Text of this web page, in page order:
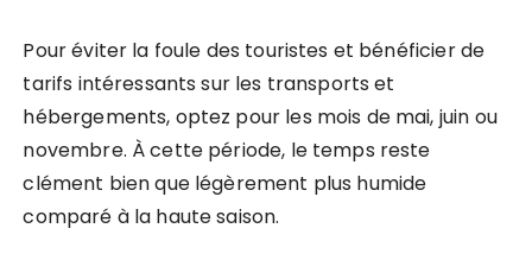
Pour éviter la foule des touristes et bénéficier de
tarifs intéressants sur les transports et
hébergements, optez pour les mois de mai, juin ou
novembre. À cette période, le temps reste
clément bien que légèrement plus humide
comparé à la haute saison.